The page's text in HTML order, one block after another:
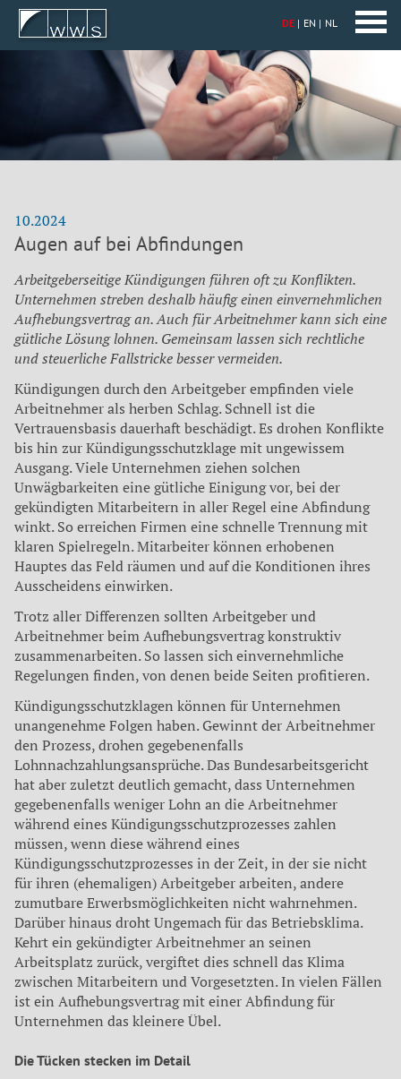
DE EN NL
10.2024
Augen auf bei Abfindungen
Arbeitgeberseitige Kündigungen führen oft zu Konflikten.
Unternehmen streben deshalb häufig einen einvernehmlichen
Aufhebungsvertrag an. Auch für Arbeitnehmer kann sich eine
gütliche Lösung lohnen. Gemeinsam lassen sich rechtliche
und steuerliche Fallstricke besser vermeiden.
Kündigungen durch den Arbeitgeber empfinden viele
Arbeitnehmer als herben Schlag. Schnell ist die
Vertrauensbasis dauerhaft beschädigt. Es drohen Konflikte
bis hin zur Kündigungsschutzklage mit ungewissem
Ausgang. Viele Unternehmen ziehen solchen
Unwägbarkeiten eine gütliche Einigung vor, bei der
gekündigten Mitarbeitern in aller Regel eine Abfindung
winkt. So erreichen Firmen eine schnelle Trennung mit
klaren Spielregeln. Mitarbeiter können erhobenen
Hauptes das Feld räumen und auf die Konditionen ihres
Ausscheidens einwirken.
Trotz aller Differenzen sollten Arbeitgeber und
Arbeitnehmer beim Aufhebungsvertrag konstruktiv
zusammenarbeiten. So lassen sich einvernehmliche
Regelungen finden, von denen beide Seiten profitieren.
Kündigungsschutzklagen können für Unternehmen
unangenehme Folgen haben. Gewinnt der Arbeitnehmer
den Prozess, drohen gegebenenfalls
Lohnnachzahlungsansprüche. Das Bundesarbeitsgericht
hat aber zuletzt deutlich gemacht, dass Unternehmen
gegebenenfalls weniger Lohn an die Arbeitnehmer
während eines Kündigungsschutzprozesses zahlen
müssen, wenn diese während eines
Kündigungsschutzprozesses in der Zeit, in der sie nicht
für ihren (ehemaligen) Arbeitgeber arbeiten, andere
zumutbare Erwerbsmöglichkeiten nicht wahrnehmen.
Darüber hinaus droht Ungemach für das Betriebsklima.
Kehrt ein gekündigter Arbeitnehmer an seinen
Arbeitsplatz zurück, vergiftet dies schnell das Klima
zwischen Mitarbeitern und Vorgesetzten. In vielen Fällen
ist ein Aufhebungsvertrag mit einer Abfindung für
Unternehmen das kleinere Übel.
Die Tücken stecken im Detail